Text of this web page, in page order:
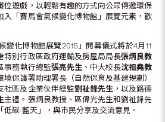
位遊戲，以輕鬆有趣的方式向公眾傳遞環保
入「賽馬會氣候變化博物館」展覽元素，歡
變化博物館展覽2015」開幕儀式將於4月11
特別行政區政府運輸及房屋局局長張炳良教
事務執行總監張亮先生 、中大校長沈祖堯教
境保護署助理署長（自然保育及基建規劃）
社區及企業伙伴總監劉祉鋒先生 ，以及路德
主禮。張炳良教授、區偉光先生和劉祉鋒先
碳•藍天」，與市民分享及交流意見。